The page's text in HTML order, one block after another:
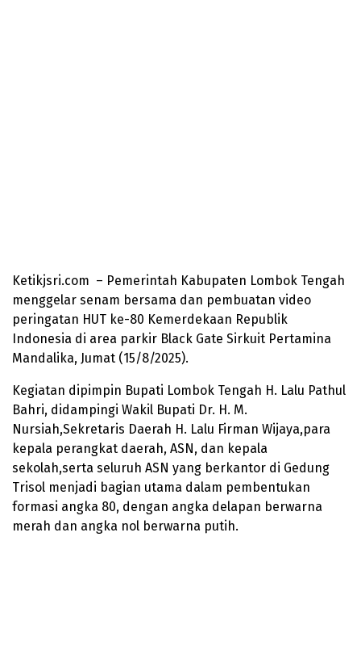
Ketikjsri.com – Pemerintah Kabupaten Lombok Tengah
menggelar senam bersama dan pembuatan video
peringatan HUT ke-80 Kemerdekaan Republik
Indonesia di area parkir Black Gate Sirkuit Pertamina
Mandalika, Jumat (15/8/2025).
Kegiatan dipimpin Bupati Lombok Tengah H. Lalu Pathul
Bahri, didampingi Wakil Bupati Dr. H. M.
Nursiah,Sekretaris Daerah H. Lalu Firman Wijaya,para
kepala perangkat daerah, ASN, dan kepala
sekolah,serta seluruh ASN yang berkantor di Gedung
Trisol menjadi bagian utama dalam pembentukan
formasi angka 80, dengan angka delapan berwarna
merah dan angka nol berwarna putih.